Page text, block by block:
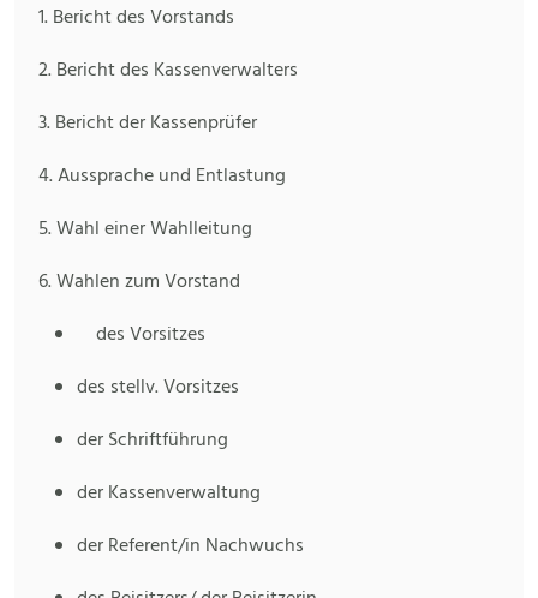
1. Bericht des Vorstands
2. Bericht des Kassenverwalters
3. Bericht der Kassenprüfer
4. Aussprache und Entlastung
5. Wahl einer Wahlleitung
6. Wahlen zum Vorstand
des Vorsitzes
des stellv. Vorsitzes
der Schriftführung
der Kassenverwaltung
der Referent/in Nachwuchs